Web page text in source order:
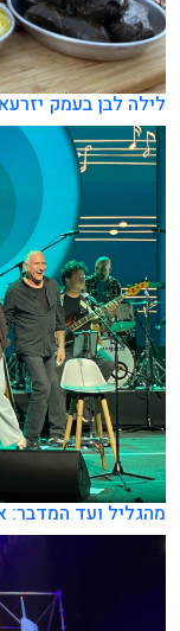
לילה לבן בעמק יזרעאל 2026 - יקבים, קולינריה
מהגליל ועד המדבר: